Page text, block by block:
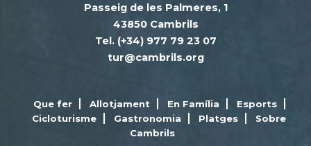
Passeig de les Palmeres, 1
43850 Cambrils
Tel. (+34) 977 79 23 07
tur@cambrils.org
Que fer Allotjament En Família
Esports
Cicloturisme
Gastronomia Platges
Sobre
Cambrils